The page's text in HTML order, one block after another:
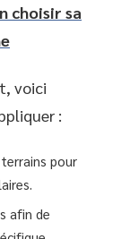
choisir sa
voici
:
pour
afin de